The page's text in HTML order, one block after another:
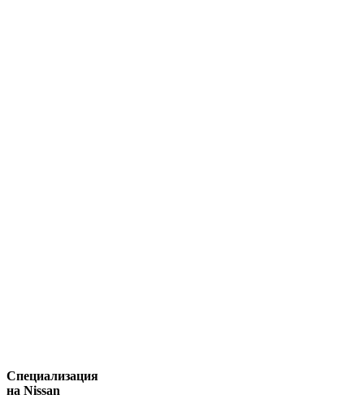
Специализация
на Nissan